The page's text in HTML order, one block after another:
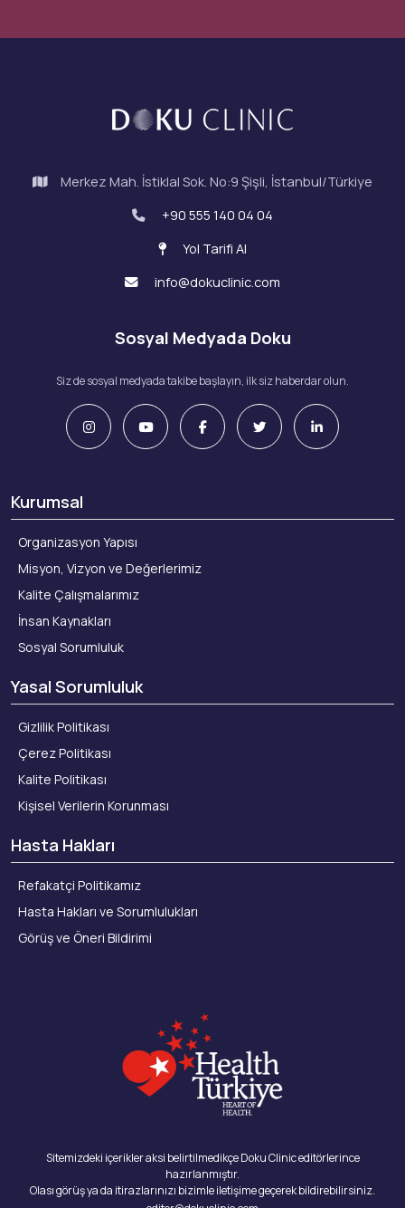
Merkez Mah. İstiklal Sok. No:9 Şişli, İstanbul/Türkiye
+90 555 140 04 04
Yol Tarifi Al
info@dokuclinic.com
Sosyal Medyada Doku
Siz de sosyal medyada takibe başlayın, ilk siz haberdar olun.
Kurumsal
Organizasyon Yapısı
Misyon, Vizyon ve Değerlerimiz
Kalite Çalışmalarımız
İnsan Kaynakları
Sosyal Sorumluluk
Yasal Sorumluluk
Gizlilik Politikası
Çerez Politikası
Kalite Politikası
Kişisel Verilerin Korunması
Hasta Hakları
Refakatçi Politikamız
Hasta Hakları ve Sorumlulukları
Görüş ve Öneri Bildirimi
Sitemizdeki içerikler aksi belirtilmedikçe Doku Clinic editörlerince
hazırlanmıştır.
Olası görüş ya da itirazlarınızı bizimle iletişime geçerek bildirebilirsiniz.